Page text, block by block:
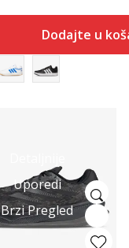
Dodajte u
Uporedi
Brzi Pregled